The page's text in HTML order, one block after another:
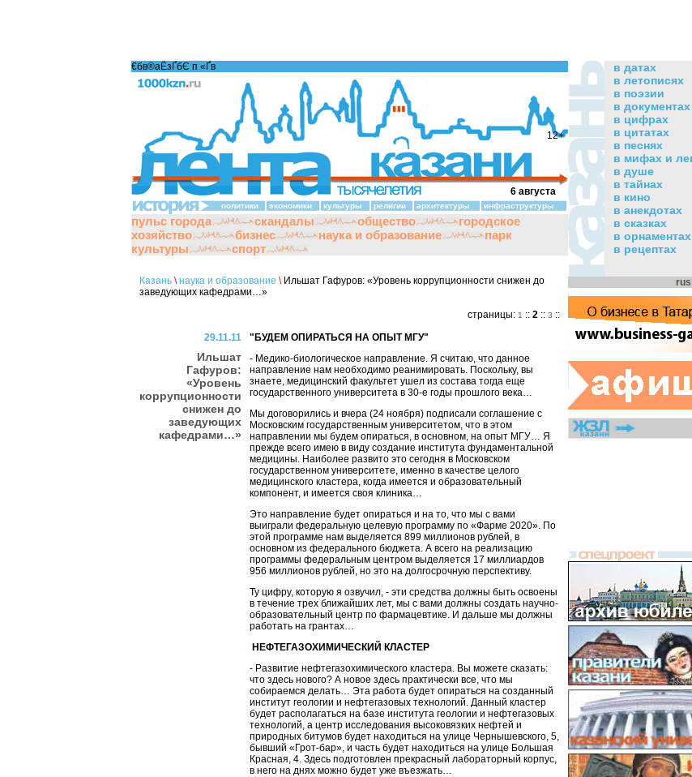
12+
€бв®аЁзҐбЄ п «Ґ­в
6 августа
политики экономики культуры религии архитектуры инфраструктуры
пульс города скандалы общество
городское
хозяйство
бизнес наука и образование
парк
культуры
спорт
Казань \ наука и образование \Ильшат Гафуров: «Уровень коррупционности снижен до
заведующих кафедрами…»
страницы: 1 :: 2 :: 3 ::
29.11.11
Ильшат
Гафуров:
«Уровень
коррупционности
снижен до
заведующих
кафедрами…»
"БУДЕМ ОПИРАТЬСЯ НА ОПЫТ МГУ"
- Медико-биологическое направление. Я считаю, что данное
направление нам необходимо реанимировать. Поскольку, вы
знаете, медицинский факультет ушел из состава тогда еще
государственного университета в 30-е годы прошлого века…
Мы договорились и вчера (24 ноября) подписали соглашение с
Московским государственным университетом, что в этом
направлении мы будем опираться, в основном, на опыт МГУ… Я
прежде всего имею в виду создание института фундаментальной
медицины. Наиболее развито это сегодня в Московском
государственном университете, именно в качестве целого
медицинского кластера, когда имеется и образовательный
компонент, и имеется своя клиника…
Это направление будет опираться и на то, что мы с вами
выиграли федеральную целевую программу по «Фарме 2020». По
этой программе нам выделяется 899 миллионов рублей, в
основном из федерального бюджета. А всего на реализацию
программы федеральным центром выделяется 17 миллиардов
956 миллионов рублей, но это на долгосрочную перспективу.
Ту цифру, которую я озвучил, - эти средства должны быть освоены
в течение трех ближайших лет, мы с вами должны создать научно-
образовательный центр по фармацевтике. И дальше мы должны
работать на грантах…
НЕФТЕГАЗОХИМИЧЕСКИЙ КЛАСТЕР
- Развитие нефтегазохимического кластера. Вы можете сказать:
что здесь нового? А новое здесь практически все, что мы
собираемся делать… Эта работа будет опираться на созданный
институт геологии и нефтегазовых технологий. Данный кластер
будет располагаться на базе института геологии и нефтегазовых
технологий, а центр исследования высоковязких нефтей и
природных битумов будет находиться на улице Чернышевского, 5,
бывший «Грот-бар», и часть будет находиться на улице Большая
Красная, 4. Здесь подготовлен прекрасный лабораторный корпус,
в него на днях можно будет уже въезжать…
в датах
в летописях
в поэзии
в документах
в цифрах
в цитатах
в песнях
в мифах и
в душе
в тайнах
в кино
в анекдотах
в сказках
в орнаментах
в рецептах
rus